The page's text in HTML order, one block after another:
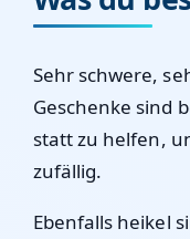
Sehr schwere,
Geschenke sind
statt zu helfen,
zufällig.
Ebenfalls heikel